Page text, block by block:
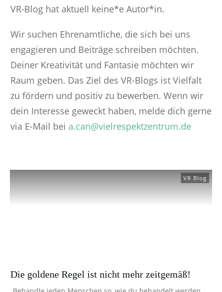
VR-Blog hat aktuell keine*e Autor*in.
Wir suchen Ehrenamtliche, die sich bei uns
engagieren und Beiträge schreiben möchten.
Deiner Kreativität und Fantasie möchten wir
Raum geben. Das Ziel des VR-Blogs ist Vielfalt
zu fördern und positiv zu bewerben. Wenn wir
dein Interesse geweckt haben, melde dich gerne
via E-Mail bei a.can@vielrespektzentrum.de
VR Blog
Die goldene Regel ist nicht mehr zeitgemäß!